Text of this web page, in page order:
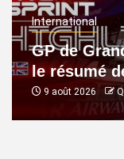
International
GP de
le résumé
9 août 2026